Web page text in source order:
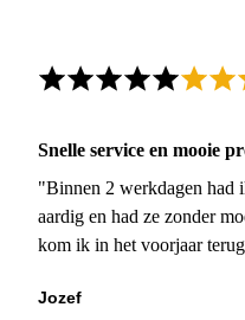
Snelle service en mooie
"Binnen 2 werkdagen had
aardig en had ze zonder
kom ik in het voorjaar
Jozef